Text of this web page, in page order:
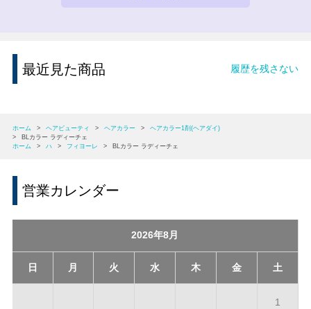
最近見た商品 履歴を残さない
ホーム > ヘアビューティ > ヘアカラー >
ヘアカラー1剤(ヘアダイ)
>
BLカラー ラディーチェ
ホーム
> ハ > フィヨーレ > BLカラー ラディーチェ
営業カレンダー
2026年8月
日 月 火 水 木 金 土
1